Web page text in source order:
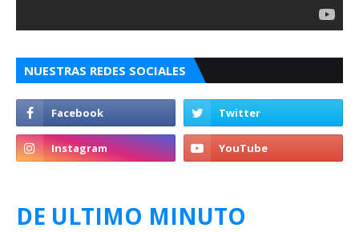
NUESTRAS REDES SOCIALES
DE ULTIMO MINUTO